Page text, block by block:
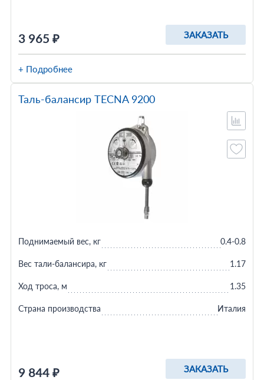
3 965 ₽ ЗАКАЗАТЬ
+ Подробнее
Таль-балансир TECNA 9200
9 844 ₽ ЗАКАЗАТЬ
Поднимаемый вес, кг 0.4-0.8
Вес тали-балансира, кг 1.17
Ход троса, м 1.35
Страна производства Италия